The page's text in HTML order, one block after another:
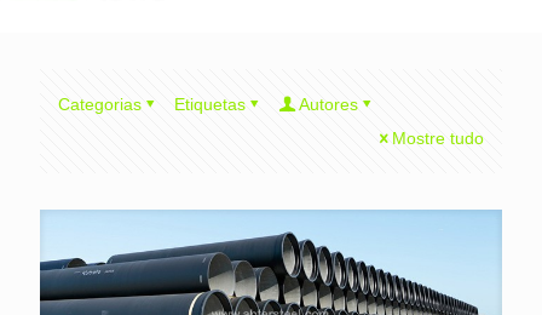
Categorias Etiquetas
Autores
Mostre tudo